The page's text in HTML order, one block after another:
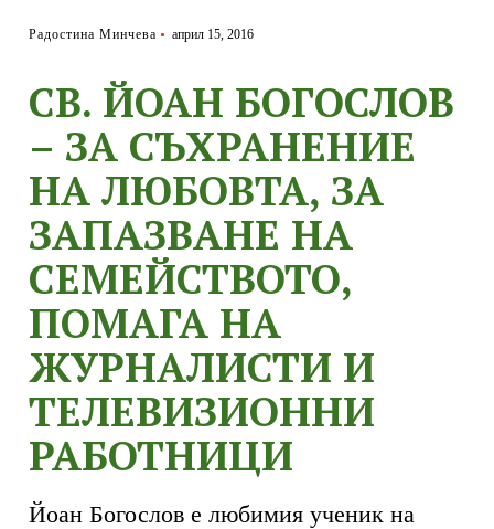
Радостина Минчева април 15, 2016
СВ. ЙОАН БОГОСЛОВ
– ЗА СЪХРАНЕНИЕ
НА ЛЮБОВТА, ЗА
ЗАПАЗВАНЕ НА
СЕМЕЙСТВОТО,
ПОМАГА НА
ЖУРНАЛИСТИ И
ТЕЛЕВИЗИОННИ
РАБОТНИЦИ
Йоан Богослов е любимия ученик на